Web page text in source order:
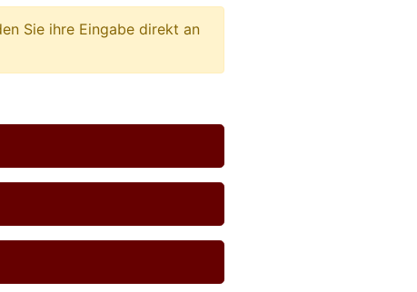
Sie ihre Eingabe direkt an